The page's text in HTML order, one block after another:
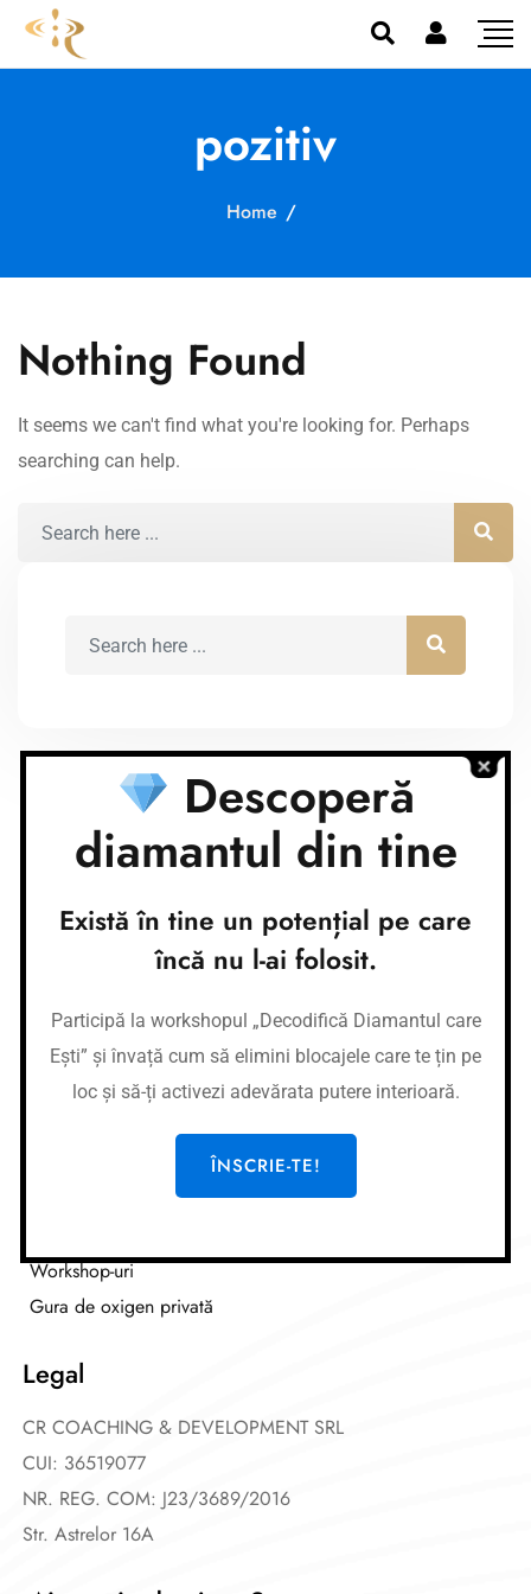
pozitiv
Home /
Nothing Found
It seems we can't find what you're looking for. Perhaps
searching can help.
Conturi bancare
Nume cont: CR Coaching&Development
Nume banca:Banca Transilvania
RO37BTRLEURCRT0362684001
Nume banca: Banca Transilvania
IBAN:RO87BTRLRONCRT0362684001
Link-uri utile
Workshop-uri
Gura de oxigen privată
Legal
CR COACHING & DEVELOPMENT SRL
CUI: 36519077
NR. REG. COM: J23/3689/2016
Str. Astrelor 16A
Descoperă
diamantul din tine
Există în tine un potențial pe care
încă nu l-ai folosit.
Participă la workshopul „Decodifică Diamantul care
Ești” și învață cum să elimini blocajele care te țin pe
loc și să-ți activezi adevărata putere interioară.
ÎNSCRIE-TE!